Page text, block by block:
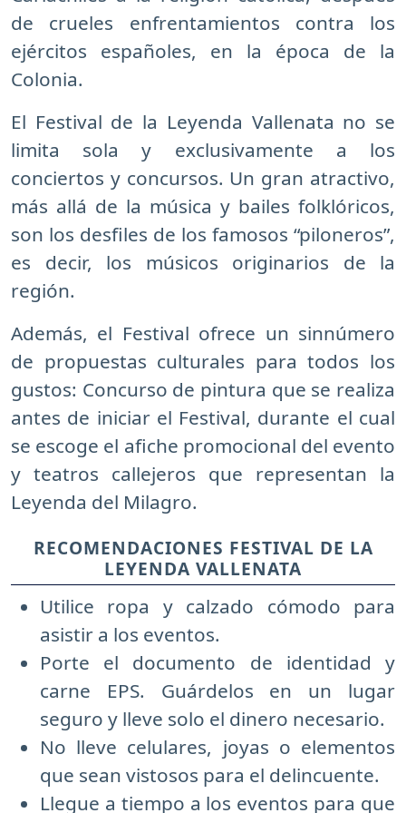
de crueles enfrentamientos contra los
ejércitos españoles, en la época de la
Colonia.
El Festival de la Leyenda Vallenata no se
limita sola y exclusivamente a los
conciertos y concursos. Un gran atractivo,
más allá de la música y bailes folklóricos,
son los desfiles de los famosos “piloneros”,
es decir, los músicos originarios de la
región.
Además, el Festival ofrece un sinnúmero
de propuestas culturales para todos los
gustos: Concurso de pintura que se realiza
antes de iniciar el Festival, durante el cual
se escoge el afiche promocional del evento
y teatros callejeros que representan la
Leyenda del Milagro.
RECOMENDACIONES FESTIVAL DE LA
LEYENDA VALLENATA
Utilice ropa y calzado cómodo para
asistir a los eventos.
Porte el documento de identidad y
carne EPS. Guárdelos en un lugar
seguro y lleve solo el dinero necesario.
No lleve celulares, joyas o elementos
que sean vistosos para el delincuente.
Llegue a tiempo a los eventos para que